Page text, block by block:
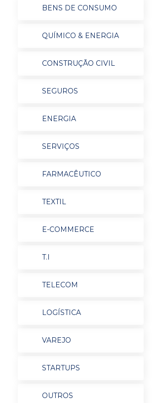
BENS DE CONSUMO
QUÍMICO & ENERGIA
CONSTRUÇÃO CIVIL
SEGUROS
ENERGIA
SERVIÇOS
FARMACÊUTICO
TEXTIL
E-COMMERCE
T.I
TELECOM
LOGÍSTICA
VAREJO
STARTUPS
OUTROS